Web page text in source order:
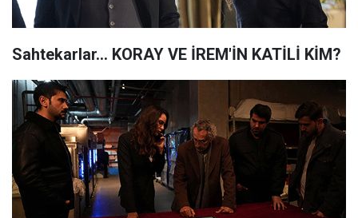
Sahtekarlar... KORAY VE İREM'İN KATİLİ KİM?